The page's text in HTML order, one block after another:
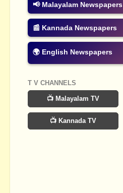
📢 Malayalam Newspapers
📰 Kannada Newspapers
🌍 English Newspapers
T V CHANNELS
📺 Malayalam TV
📺 Kannada TV